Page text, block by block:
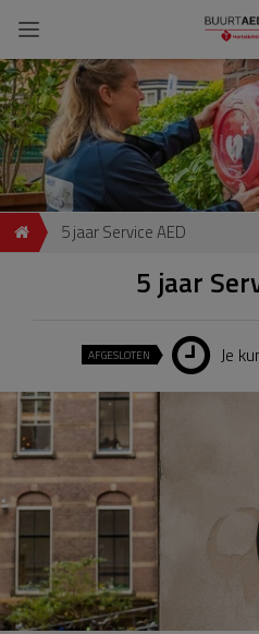
5 jaar Service AED
5 jaar
AFGESLOTEN Je